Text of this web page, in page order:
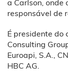
a Carlson, onde
responsável de
É presidente do
Consulting
Euroapi, S.A.,
HBC AG.